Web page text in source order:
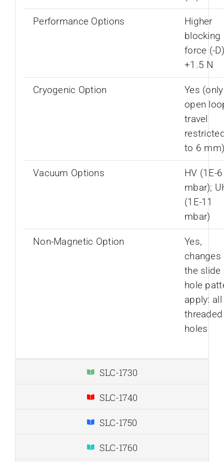
Performance Options
Higher
blocking
force (-
+1.5 N
Cryogenic Option
Yes (only
open
travel
to 6
Vacuum Options
HV (1E-6
mbar);
(1E-11
mbar)
Non-Magnetic Option
Yes,
changes
the slide
hole
apply: all
threaded
holes
SLC-1730
SLC-1740
SLC-1750
SLC-1760